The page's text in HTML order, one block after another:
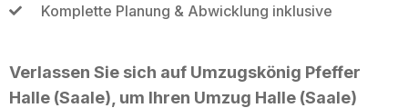
Komplette Planung & Abwicklung inklusive
Verlassen Sie sich auf Umzugskönig Pfeffer
Halle (Saale), um Ihren Umzug Halle (Saale)